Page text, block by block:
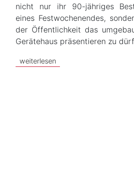
nicht nur ihr 90-jähriges
eines Festwochenendes,
der Öffentlichkeit das
Gerätehaus präsentieren zu
weiterlesen